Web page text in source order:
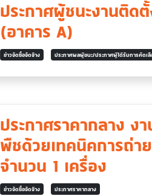
ประกาศผู้ชนะงานติด
(อาคาร A)
ข่าวจัดซื้อจัดจ้าง ประกาศผลผู้ชนะ/ประกาศผู้ได้รับการคัดเลื
ประกาศราคากลาง ง
พืชด้วยเทคนิคการถ่า
จำนวน 1 เครื่อง
ข่าวจัดซื้อจัดจ้าง ประกาศราคากลาง